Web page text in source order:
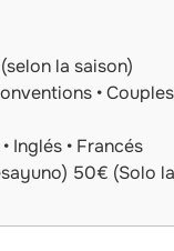
la saison)
•
Inglés • Francés
50€ (Solo